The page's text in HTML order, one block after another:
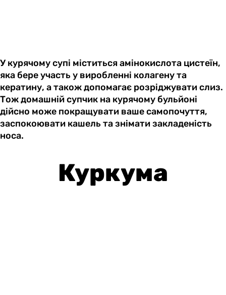
У курячому супі міститься амінокислота цистеїн,
яка бере участь у виробленні колагену та
кератину, а також допомагає розріджувати слиз.
Тож домашній супчик на курячому бульйоні
дійсно може покращувати ваше самопочуття,
заспокоювати кашель та знімати закладеність
носа.
Куркума